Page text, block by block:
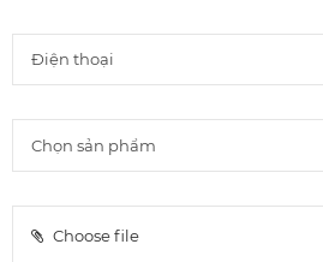
Choose file